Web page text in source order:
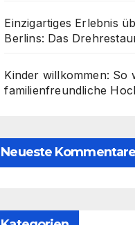
Einzigartiges Erlebnis
Berlins: Das
Kinder willkommen: So
familienfreundliche
Neueste Kommentare